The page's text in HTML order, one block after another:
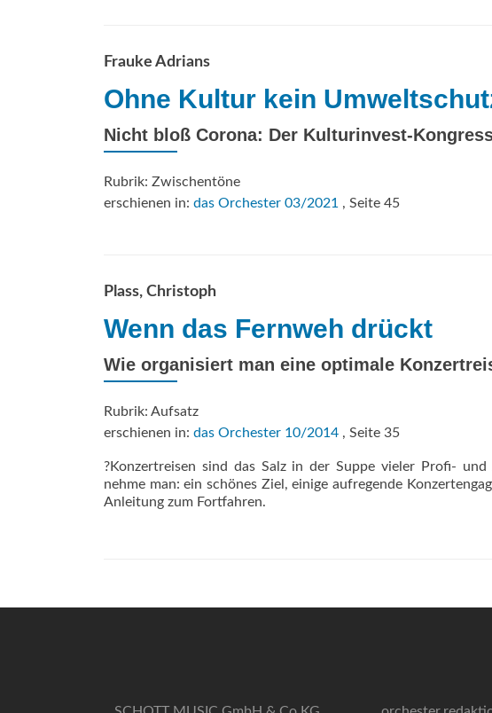
Frauke Adrians
Ohne Kultur kein
Nicht bloß Corona: Der Kulturinvest-
Rubrik: Zwischentöne
erschienen in: das Orchester 03/2021 , Seite 45
Plass, Christoph
Wenn das Fernweh drückt
Wie organisiert man eine optimale
Rubrik: Aufsatz
erschienen in: das Orchester 10/2014 , Seite 35
?Konzertreisen sind das Salz in der Suppe vieler Profi-
nehme man: ein schönes Ziel, einige aufregende
Anleitung zum Fortfahren.